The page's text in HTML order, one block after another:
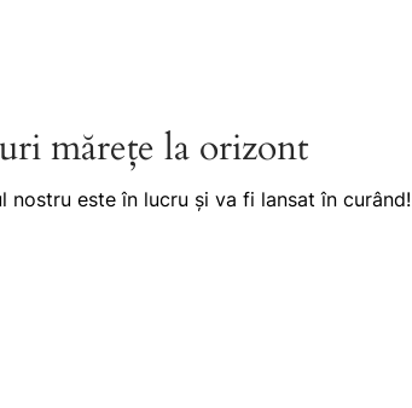
mărețe la orizont
nostru este în lucru și va fi lansat în curând!